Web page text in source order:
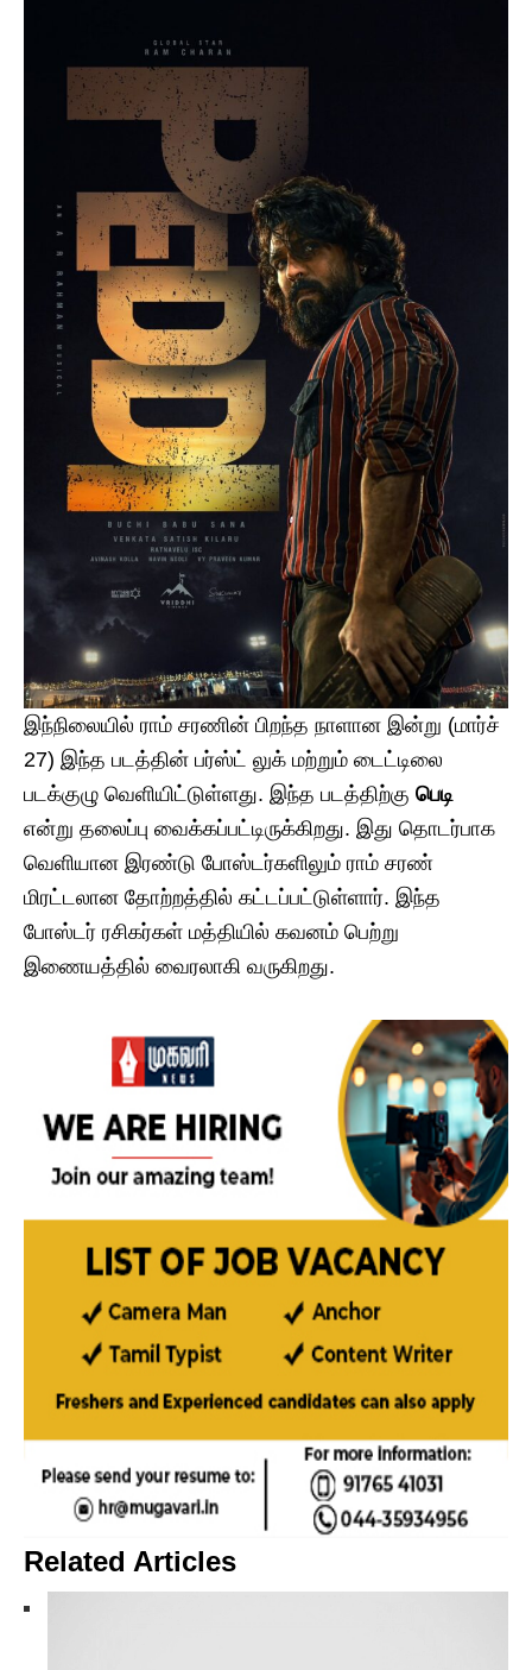
இந்நிலையில் ராம் சரணின் பிறந்த நாளான இன்று (மார்ச்
27) இந்த படத்தின் பர்ஸ்ட் லுக் மற்றும் டைட்டிலை
படக்குழு வெளியிட்டுள்ளது. இந்த படத்திற்கு பெடி
என்று தலைப்பு வைக்கப்பட்டிருக்கிறது. இது தொடர்பாக
வெளியான இரண்டு போஸ்டர்களிலும் ராம் சரண்
மிரட்டலான தோற்றத்தில் கட்டப்பட்டுள்ளார். இந்த
போஸ்டர் ரசிகர்கள் மத்தியில் கவனம் பெற்று
இணையத்தில் வைரலாகி வருகிறது.
Related Articles